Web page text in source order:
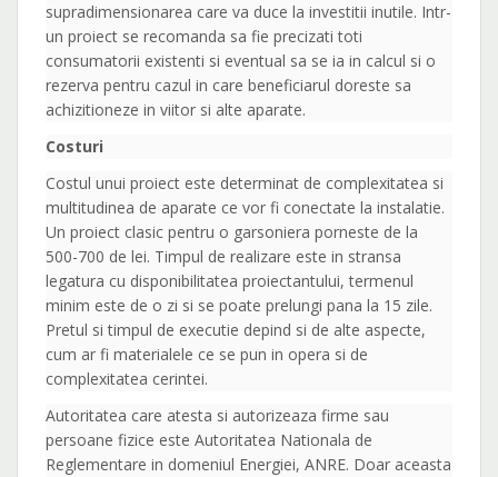
supradimensionarea care va duce la investitii inutile. Intr-
un proiect se recomanda sa fie precizati toti
consumatorii existenti si eventual sa se ia in calcul si o
rezerva pentru cazul in care beneficiarul doreste sa
achizitioneze in viitor si alte aparate.
Costuri
Costul unui proiect este determinat de complexitatea si
multitudinea de aparate ce vor fi conectate la instalatie.
Un proiect clasic pentru o garsoniera porneste de la
500-700 de lei. Timpul de realizare este in stransa
legatura cu disponibilitatea proiectantului, termenul
minim este de o zi si se poate prelungi pana la 15 zile.
Pretul si timpul de executie depind si de alte aspecte,
cum ar fi materialele ce se pun in opera si de
complexitatea cerintei.
Autoritatea care atesta si autorizeaza firme sau
persoane fizice este Autoritatea Nationala de
Reglementare in domeniul Energiei, ANRE. Doar aceasta